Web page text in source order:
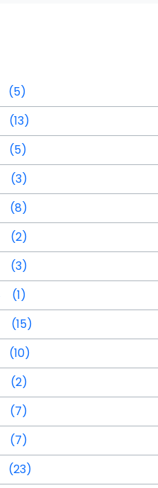
(5)
(13)
(5)
(3)
(8)
(2)
(3)
(1)
(15)
(10)
(2)
(7)
(7)
(23)